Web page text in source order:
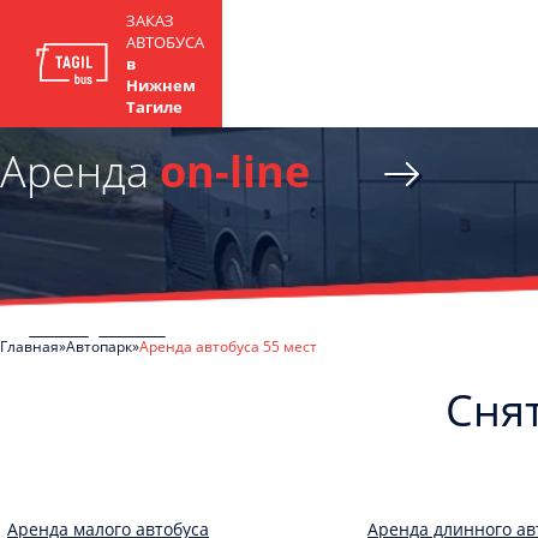
ЗАКАЗ
АВТОБУСА
в
Нижнем
Тагиле
Арендаon-line
Главная Автопарк Аренда автобуса 55 мест
Аренда малого автобуса Аренда длинного